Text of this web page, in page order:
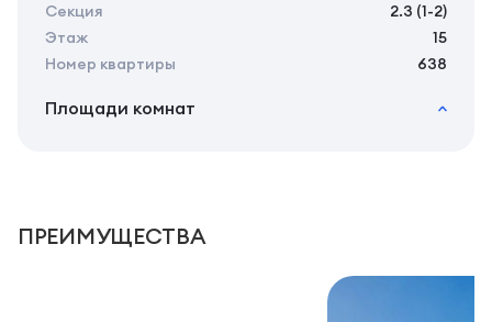
Секция
2.3 (1-2)
Этаж
15
Номер квартиры
638
Площади комнат
Площадь балконов
ПРЕИМУЩЕСТВА